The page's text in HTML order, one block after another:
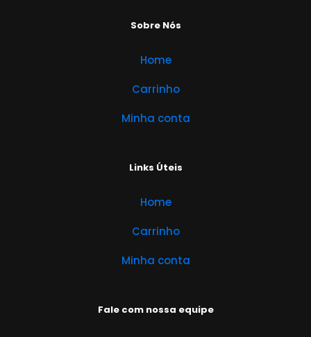
Sobre Nós
Home
Carrinho
Minha conta
Links Úteis
Home
Carrinho
Minha conta
Fale com nossa equipe